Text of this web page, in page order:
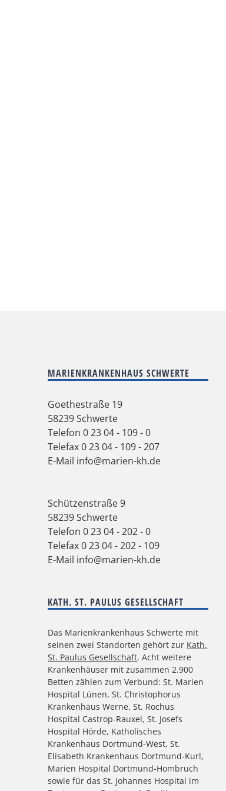
MARIENKRANKENHAUS SCHWERTE
Goethestraße 19
58239 Schwerte
Telefon0 23 04 - 109 - 0
Telefax 0 23 04 - 109 - 207
E-Mail info@marien-kh.de
Schützenstraße 9
58239 Schwerte
Telefon0 23 04 - 202 - 0
Telefax 0 23 04 - 202 - 109
E-Mail info@marien-kh.de
KATH. ST. PAULUS GESELLSCHAFT
Das Marienkrankenhaus Schwerte mit
seinen zwei Standorten gehört zur Kath.
St. Paulus Gesellschaft. Acht weitere
Krankenhäuser mit zusammen 2.900
Betten zählen zum Verbund: St. Marien
Hospital Lünen, St. Christophorus
Krankenhaus Werne, St. Rochus
Hospital Castrop-Rauxel, St. Josefs
Hospital Hörde, Katholisches
Krankenhaus Dortmund-West, St.
Elisabeth Krankenhaus Dortmund-Kurl,
Marien Hospital Dortmund-Hombruch
sowie für das St. Johannes Hospital im